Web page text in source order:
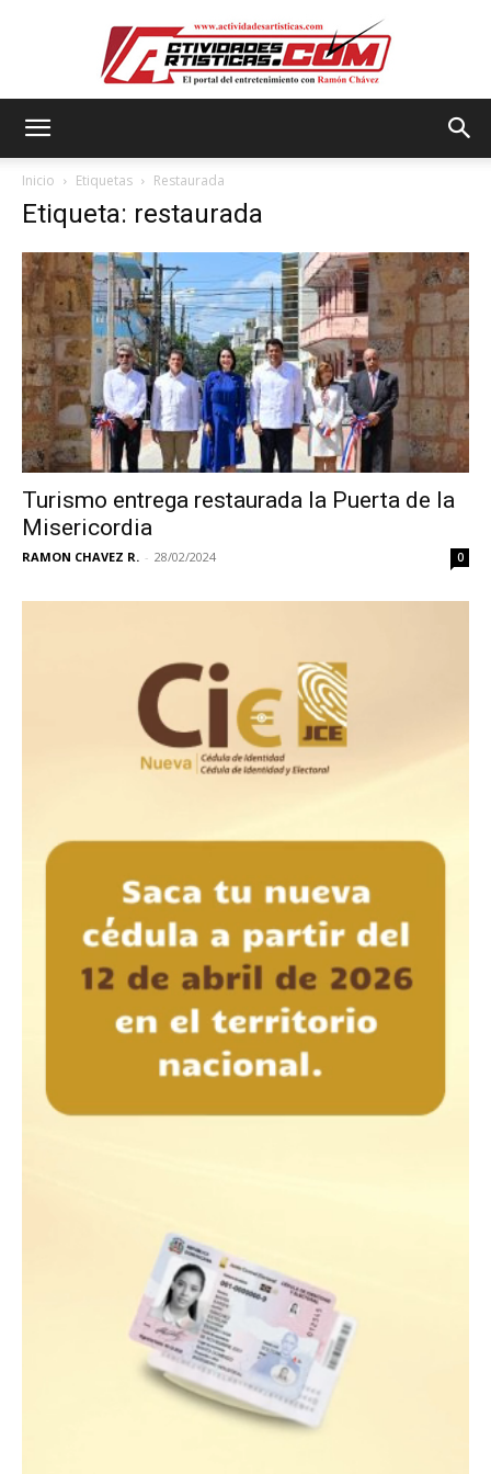
Inicio Etiquetas Restaurada
Etiqueta: restaurada
Turismo entrega restaurada la Puerta de la
Misericordia
RAMON CHAVEZ R. - 28/02/2024 0